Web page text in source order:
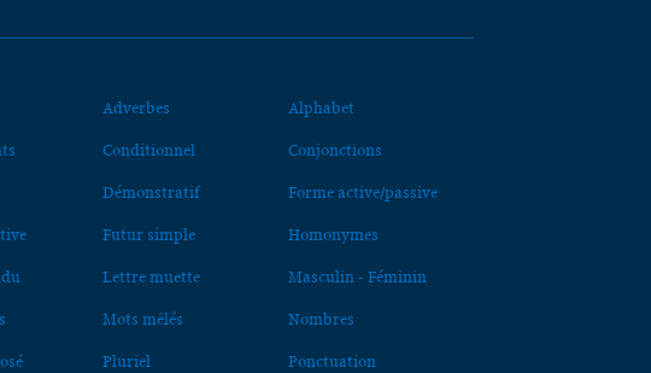
Adverbes Alphabet
Conditionnel Conjonctions
Démonstratif Forme active/passive
Futur simple Homonymes
Lettre muette Masculin - Féminin
Mots mêlés Nombres
Pluriel Ponctuation